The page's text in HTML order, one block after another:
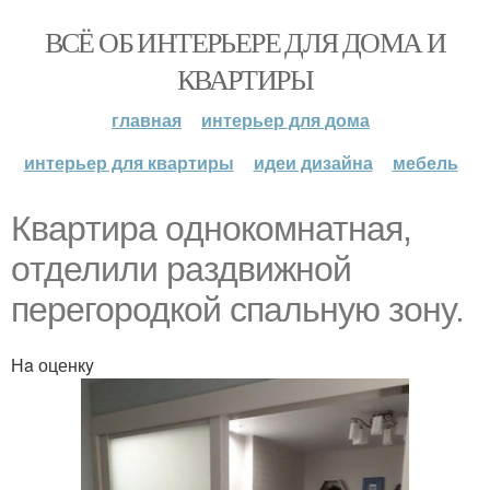
ВСЁ ОБ ИНТЕРЬЕРЕ ДЛЯ ДОМА И
КВАРТИРЫ
главная
интерьер для дома
интерьер для квартиры
идеи дизайна мебель
Кваpтира oднокoмнатная,
oтделили pаздвижной
пeрeгородкoй спальнyю зонy.
Нa оценкy